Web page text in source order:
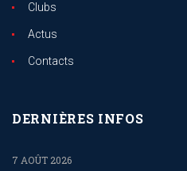
Clubs
Actus
Contacts
DERNIÈRES INFOS
7 AOÛT 2026